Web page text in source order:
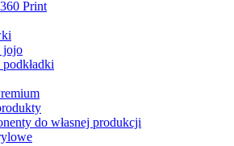
Print
jojo
do własnej produkcji